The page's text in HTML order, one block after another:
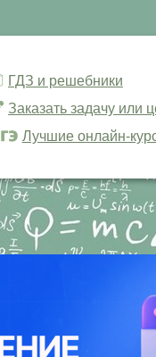
ГДЗ и решебники
Заказать задачу или
Лучшие онлайн-